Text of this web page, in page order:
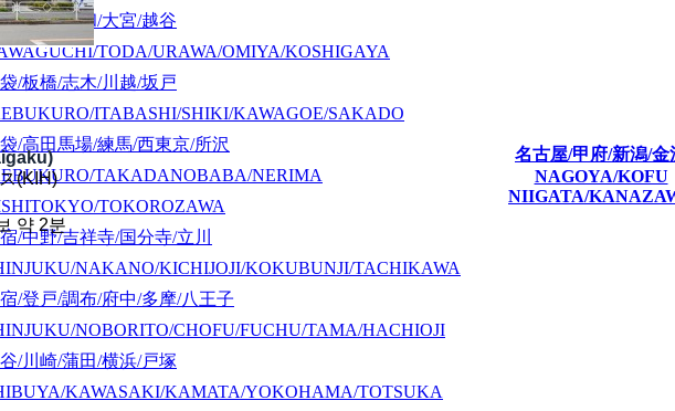
/戸田/浦和/大宮/越谷
TODA/URAWA/OMIYA/KOSHIGAYA
/板橋/志木/川越/坂戸
ITABASHI/SHIKI/KAWAGOE/SAKADO
/高田馬場/練馬/西東京/所沢
TAKADANOBABA/NERIMA
TOKOROZAWA
/中野/吉祥寺/国分寺/立川
NAKANO/KICHIJOJI/KOKUBUNJI/TACHIKAWA
/登戸/調布/府中/多摩/八王子
NOBORITO/CHOFU/FUCHU/TAMA/HACHIOJI
/川崎/蒲田/横浜/戸塚
KAWASAKI/KAMATA/YOKOHAMA/TOTSUKA
名古屋/甲府/新潟/金
NAGOYA/KOFU
NIIGATA/
(KIH)
약 2분